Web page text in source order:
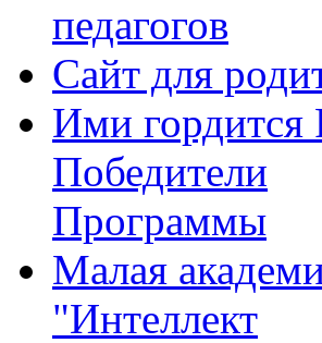
педагогов
Сайт для
Ими гордится
Победители
Программы
Малая
"Интеллект